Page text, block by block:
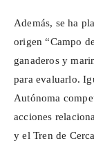
Además, se ha
origen “Campo
ganaderos y
para evaluarlo.
Autónoma
acciones
y el Tren de